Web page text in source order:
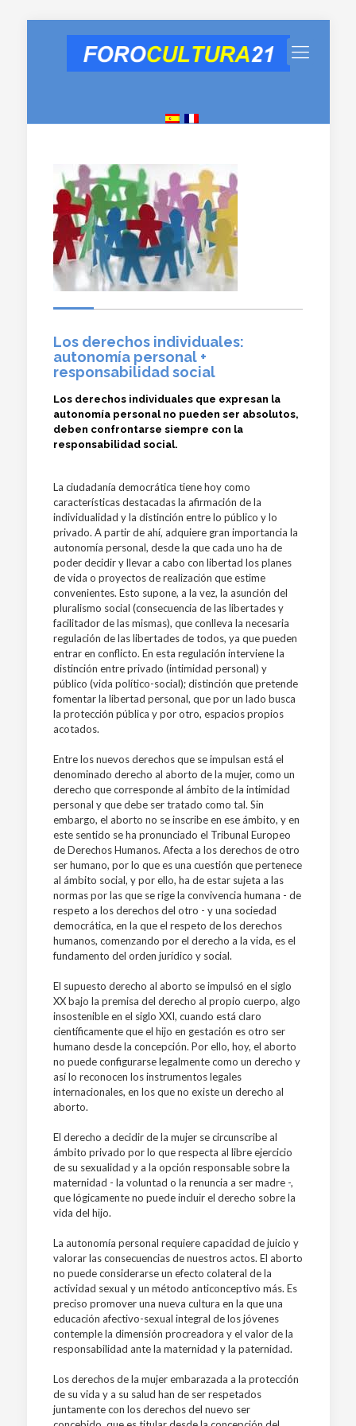
Los derechos individuales:
autonomía personal +
responsabilidad social
Los derechos individuales que expresan la
autonomía personal no pueden ser absolutos,
deben confrontarse siempre con la
responsabilidad social.
La ciudadanía democrática tiene hoy como
características destacadas la afirmación de la
individualidad y la distinción entre lo público y lo
privado. A partir de ahí, adquiere gran importancia la
autonomía personal, desde la que cada uno ha de
poder decidir y llevar a cabo con libertad los planes
de vida o proyectos de realización que estime
convenientes. Esto supone, a la vez, la asunción del
pluralismo social (consecuencia de las libertades y
facilitador de las mismas), que conlleva la necesaria
regulación de las libertades de todos, ya que pueden
entrar en conflicto. En esta regulación interviene la
distinción entre privado (intimidad personal) y
público (vida político-social); distinción que pretende
fomentar la libertad personal, que por un lado busca
la protección pública y por otro, espacios propios
acotados.
Entre los nuevos derechos que se impulsan está el
denominado derecho al aborto de la mujer, como un
derecho que corresponde al ámbito de la intimidad
personal y que debe ser tratado como tal. Sin
embargo, el aborto no se inscribe en ese ámbito, y en
este sentido se ha pronunciado el Tribunal Europeo
de Derechos Humanos. Afecta a los derechos de otro
ser humano, por lo que es una cuestión que pertenece
al ámbito social, y por ello, ha de estar sujeta a las
normas por las que se rige la convivencia humana - de
respeto a los derechos del otro - y una sociedad
democrática, en la que el respeto de los derechos
humanos, comenzando por el derecho a la vida, es el
fundamento del orden jurídico y social.
El supuesto derecho al aborto se impulsó en el siglo
XX bajo la premisa del derecho al propio cuerpo, algo
insostenible en el siglo XXI, cuando está claro
científicamente que el hijo en gestación es otro ser
humano desde la concepción. Por ello, hoy, el aborto
no puede configurarse legalmente como un derecho y
así lo reconocen los instrumentos legales
internacionales, en los que no existe un derecho al
aborto.
El derecho a decidir de la mujer se circunscribe al
ámbito privado por lo que respecta al libre ejercicio
de su sexualidad y a la opción responsable sobre la
maternidad - la voluntad o la renuncia a ser madre -,
que lógicamente no puede incluir el derecho sobre la
vida del hijo.
La autonomía personal requiere capacidad de juicio y
valorar las consecuencias de nuestros actos. El aborto
no puede considerarse un efecto colateral de la
actividad sexual y un método anticonceptivo más. Es
preciso promover una nueva cultura en la que una
educación afectivo-sexual integral de los jóvenes
contemple la dimensión procreadora y el valor de la
responsabilidad ante la maternidad y la paternidad.
Los derechos de la mujer embarazada a la protección
de su vida y a su salud han de ser respetados
juntamente con los derechos del nuevo ser